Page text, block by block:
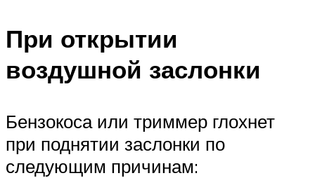
При открытии
воздушной заслонки
Бензокоса или триммер глохнет
при поднятии заслонки по
следующим причинам: